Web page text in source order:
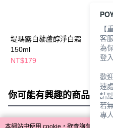
堤瑪露白藜蘆醇淨白霜
150ml
NT$179
帕瑪
緻保
你可能有興趣的商品 全站
本網站中使用 cookie，欲查詢有關本網
【
客
為
登
歡
速
請
若
專